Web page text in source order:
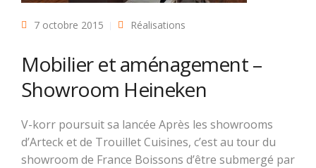
7 octobre 2015 Réalisations
Mobilier et aménagement –
Showroom Heineken
V-korr poursuit sa lancée Après les showrooms
d’Arteck et de Trouillet Cuisines, c’est au tour du
showroom de France Boissons d’être submergé par